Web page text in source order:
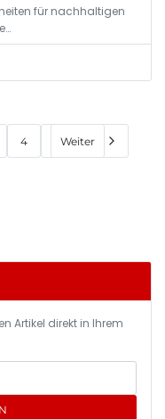
für nachhaltigen
4 Weiter
Artikel direkt in Ihrem